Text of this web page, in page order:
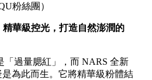
粉絲團）
華級控光，打造自然澎潤的
「過量腮紅」，而 NARS 全新
是為此而生。它將精華級粉體結